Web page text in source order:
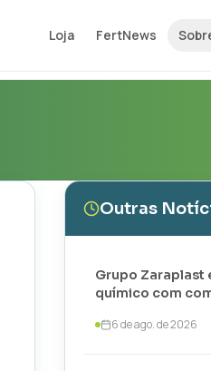
Loja FertNews
Outras
Grupo Zaraplast
químico com
6 de ago. de 2026